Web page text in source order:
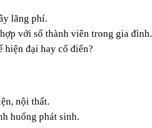
lãng phí.
với số thành viên trong gia đình.
hiện đại hay cổ điển?
nội thất.
huống phát sinh.